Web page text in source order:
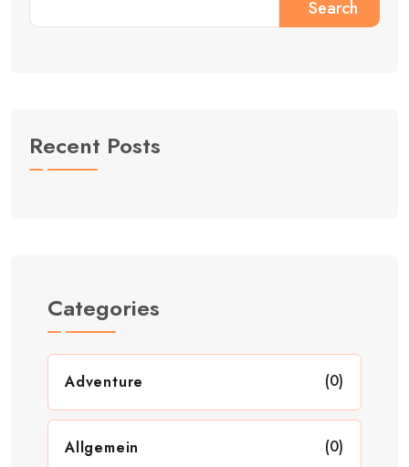
Search
Recent Posts
Categories
Adventure (0)
Allgemein (0)